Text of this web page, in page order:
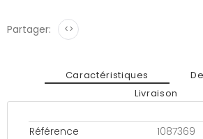
Partager: <>
Caractéristiques
Livraison
Référence
1087369